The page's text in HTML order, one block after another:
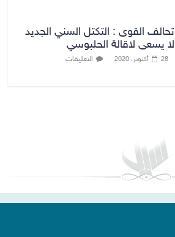
تحالف القوى : التكتل السني الجديد
لا يسعى لاقالة الحلبوسي
28 أكتوبر، 2020 التعليقات